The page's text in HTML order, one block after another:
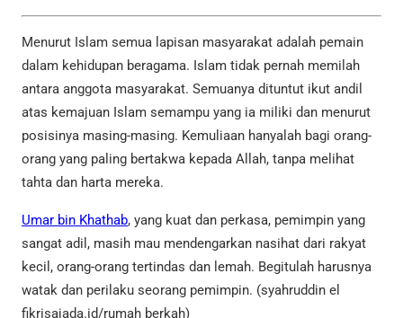
Menurut Islam semua lapisan masyarakat adalah pemain
dalam kehidupan beragama. Islam tidak pernah memilah
antara anggota masyarakat. Semuanya dituntut ikut andil
atas kemajuan Islam semampu yang ia miliki dan menurut
posisinya masing-masing. Kemuliaan hanyalah bagi orang-
orang yang paling bertakwa kepada Allah, tanpa melihat
tahta dan harta mereka.
Umar bin Khathab, yang kuat dan perkasa, pemimpin yang
sangat adil, masih mau mendengarkan nasihat dari rakyat
kecil, orang-orang tertindas dan lemah. Begitulah harusnya
watak dan perilaku seorang pemimpin. (syahruddin el
fikrisajada.id/rumah berkah)